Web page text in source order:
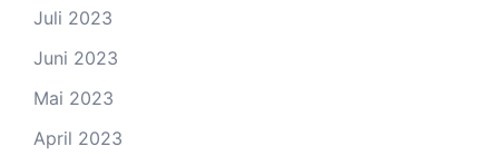
Juli 2023
Juni 2023
Mai 2023
April 2023